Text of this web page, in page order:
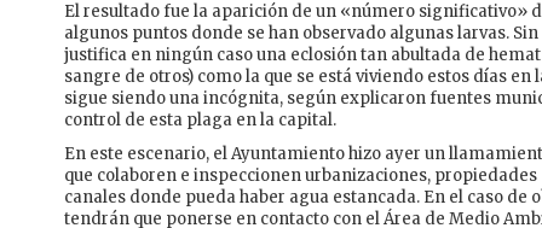
El resultado fue la aparición de un «número significativo»
algunos puntos donde se han observado algunas larvas.
justifica en ningún caso una eclosión tan abultada de
sangre de otros) como la que se está viviendo estos días
sigue siendo una incógnita, según explicaron fuentes
control de esta plaga en la capital.
En este escenario, el Ayuntamiento hizo ayer un
que colaboren e inspeccionen urbanizaciones, propiedades
canales donde pueda haber agua estancada. En el caso
tendrán que ponerse en contacto con el Área de Medio